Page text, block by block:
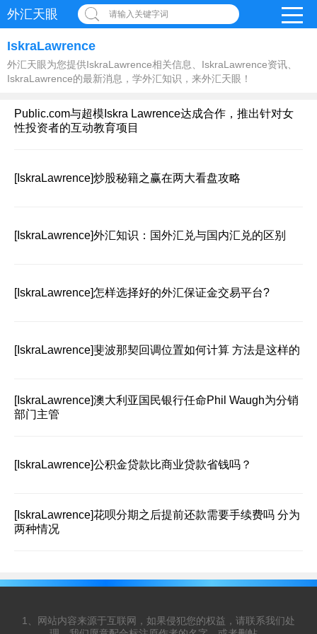
外汇天眼 请输入关键字词
IskraLawrence
外汇天眼为您提供IskraLawrence相关信息、IskraLawrence资讯、
IskraLawrence的最新消息，学外汇知识，来外汇天眼！
Public.com与超模Iskra Lawrence达成合作，推出针对女
性投资者的互动教育项目
[IskraLawrence]炒股秘籍之赢在两大看盘攻略
[IskraLawrence]外汇知识：国外汇兑与国内汇兑的区别
[IskraLawrence]怎样选择好的外汇保证金交易平台?
[IskraLawrence]斐波那契回调位置如何计算 方法是这样的
[IskraLawrence]澳大利亚国民银行任命Phil Waugh为分销
部门主管
[IskraLawrence]公积金贷款比商业贷款省钱吗？
[IskraLawrence]花呗分期之后提前还款需要手续费吗 分为
两种情况
1、网站内容来源于互联网，如果侵犯您的权益，请联系我们处